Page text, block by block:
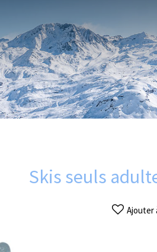
Skis seuls
Ajouter